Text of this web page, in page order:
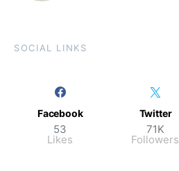
SOCIAL LINKS
Facebook
53
Likes
Twitter
71K
Followers